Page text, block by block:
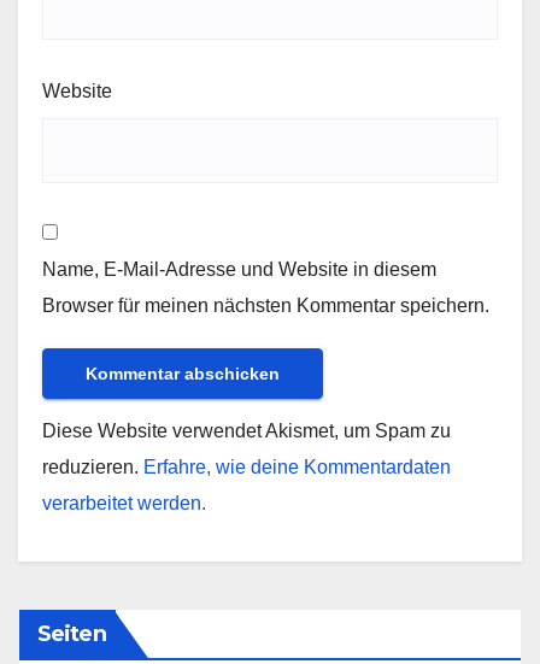
Website
Name, E-Mail-Adresse und Website in diesem
Browser für meinen nächsten Kommentar speichern.
Diese Website verwendet Akismet, um Spam zu
reduzieren. Erfahre, wie deine Kommentardaten
verarbeitet werden.
Seiten